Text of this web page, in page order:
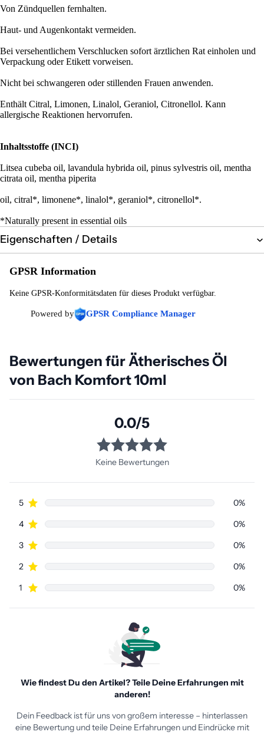
Von Zündquellen fernhalten.
Haut- und Augenkontakt vermeiden.
Bei versehentlichem Verschlucken sofort ärztlichen Rat einholen und
Verpackung oder Etikett vorweisen.
Nicht bei schwangeren oder stillenden Frauen anwenden.
​Enthält Citral, Limonen, Linalol, Geraniol, Citronellol. Kann
allergische Reaktionen hervorrufen.
Inhaltsstoffe (INCI)
Litsea cubeba oil, lavandula hybrida oil, pinus sylvestris oil, mentha
citrata oil, mentha piperita
oil, citral*, limonene*, linalol*, geraniol*, citronellol*.
*Naturally present in essential oils
Eigenschaften / Details
GPSR Information
Keine GPSR-Konformitätsdaten für dieses Produkt verfügbar.
Powered by GPSR Compliance Manager